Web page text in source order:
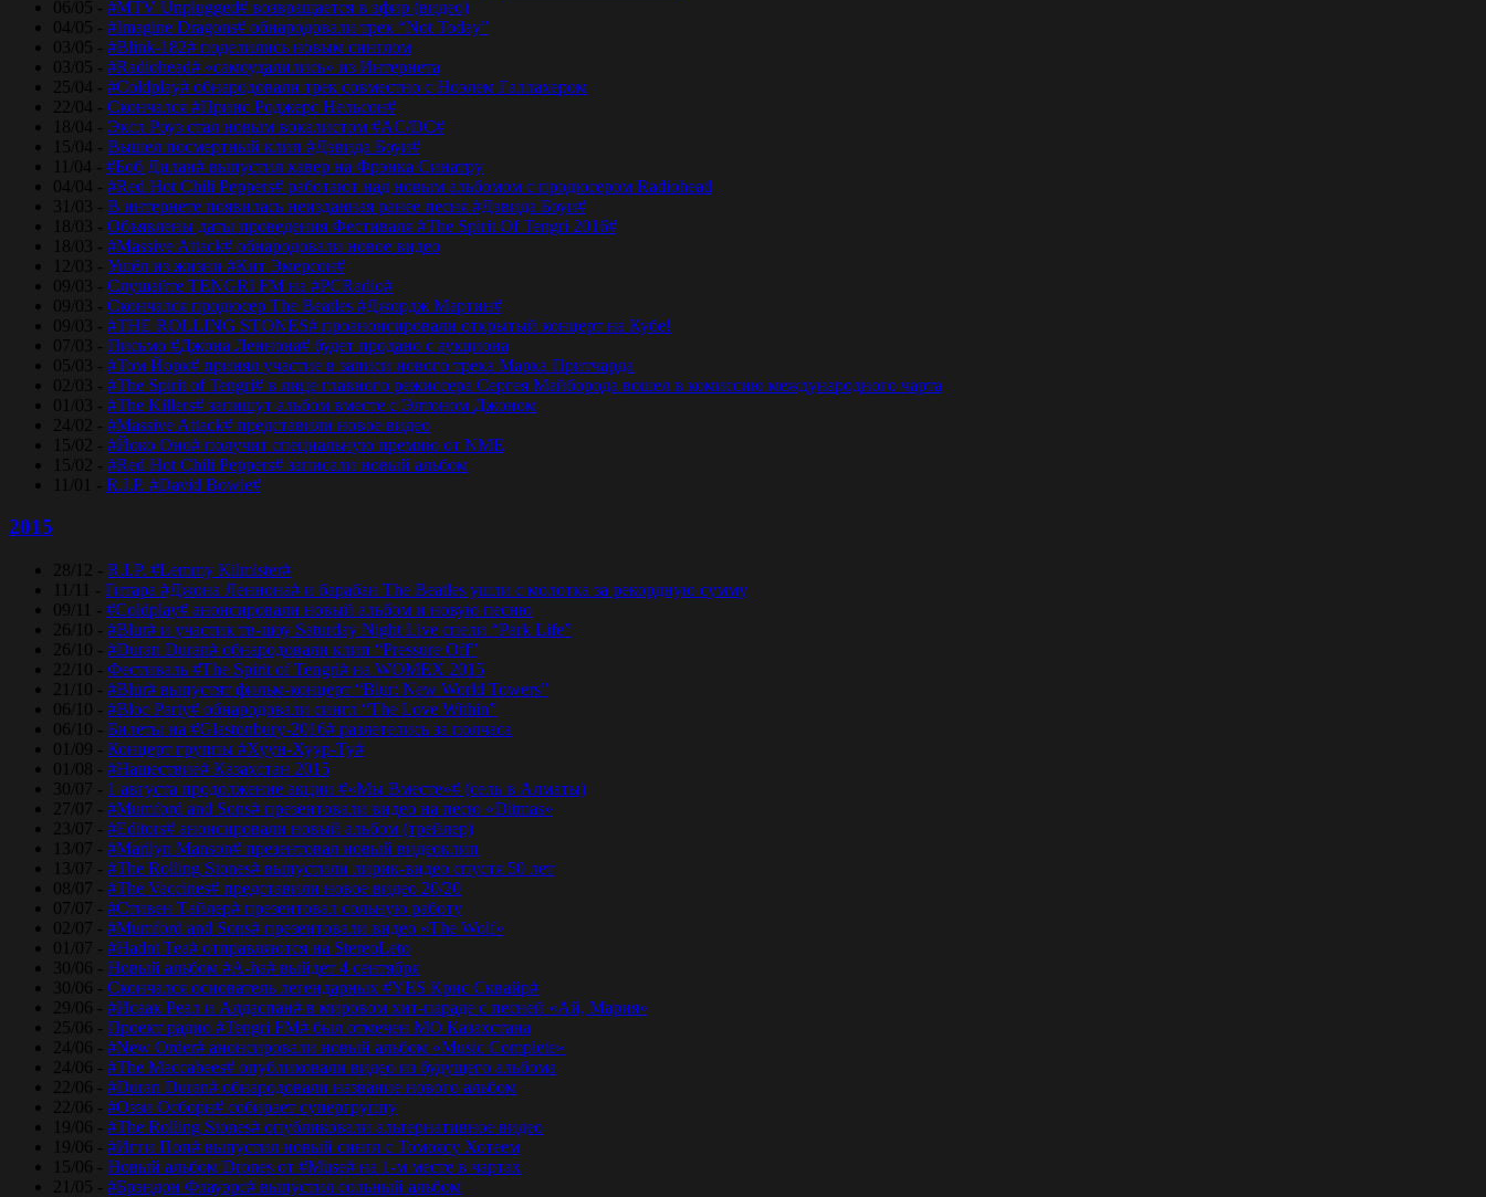
06/05 - #MTV Unplugged# возвращается в эфир (видео)
04/05 - #Imagine Dragons# обнародовали трек “Not Today”
03/05 - #Blink-182# поделились новым синглом
03/05 - #Radiohead# «самоудалились» из Интернета
25/04 - #Coldplay# обнародовали трек совместно с Ноэлем Галлахером
22/04 - Скончался #Принс Роджерс Нельсон#
18/04 - Эксл Роуз стал новым вокалистом #AC/DC#
15/04 - Вышел посмертный клип #Дэвида Боуи#
11/04 - #Боб Дилан# выпустил кавер на Фрэнка Синатру
04/04 - #Red Hot Chili Peppers# работают над новым альбомом с продюсером Radiohead
31/03 - В интернете появилась неизданная ранее песня #Дэвида Боуи#
18/03 - Объявлены даты проведения Фестиваля #The Spirit Of Tengri 2016#
18/03 - #Massive Attack# обнародовали новое видео
12/03 - Ушёл из жизни #Кит Эмерсон#
09/03 - Слушайте TENGRI FM на #PCRadio#
09/03 - Скончался продюсер The Beatles #Джордж Мартин#
09/03 - #THE ROLLING STONES# проанонсировали открытый концерт на Кубе!
07/03 - Письмо #Джона Леннона# будет продано с аукциона
05/03 - #Том Йорк# принял участие в записи нового трека Марка Притчарда
02/03 - #The Spirit of Tengri# в лице главного режиссера Сергея Майборода вошел в комиссию международного чарта
01/03 - #The Killers# запишут альбом вместе с Элтоном Джоном
24/02 - #Massive Attack# представили новое видео
15/02 - #Йоко Оно# получит специальную премию от NME
15/02 - #Red Hot Chili Peppers# записали новый альбом
11/01 - R.I.P. #David Bowie#
2015
28/12 - R.I.P. #Lemmy Kilmister#
11/11 - Гитара #Джона Леннона# и барабан The Beatles ушли с молотка за рекордную сумму
09/11 - #Coldplay# анонсировали новый альбом и новую песню
26/10 - #Blur# и участик тв-шоу Saturday Night Live спели “Park Life”
26/10 - #Duran Duran# обнародовали клип “Pressure Off”
22/10 - Фестиваль #The Spirit of Tengri# на WOMEX 2015
21/10 - #Blur# выпустят фильм-концерт “Blur: New World Towers”
06/10 - #Bloc Party# обнародовали сингл “The Love Within”
06/10 - Билеты на #Glastonbury-2016# разлетелись за полчаса
01/09 - Концерт группы #Хуун-Хуур-Ту#
01/08 - #Нашествие# Казахстан 2015
30/07 - 1 августа продолжение акции #«Мы Вместе»# (сель в Алматы)
27/07 - #Mumford and Sons# презентовали видео на песю «Ditmas»
23/07 - #Editors# анонсировали новый альбом (трейлер)
13/07 - #Marilyn Manson# презентовал новый видеоклип
13/07 - #The Rolling Stones# выпустили лирик-видео спустя 50 лет
08/07 - #The Vaccines# представили новое видео 20/20
07/07 - #Стивен Тайлер# презентовал сольную работу
02/07 - #Mumford and Sons# презентовали видео «The Wolf»
01/07 - #Hadnt Tea# отправляются на StereoLeto
30/06 - Новый альбом #A-ha# выйдет 4 сентября
30/06 - Скончался основатель легендарных #YES Крис Сквайр#
29/06 - #Исаак Реал и Алдаспан# в мировом хит-параде с песней «Ай, Мария»
25/06 - Проект радио #Tengri FM# был отмечен МО Казахстана
24/06 - #New Order# анонсировали новый альбом «Music Complete»
24/06 - #The Maccabees# опубликовали видео из будущего альбома
22/06 - #Duran Duran# обнародовали название нового альбом
22/06 - #Оззи Осборн# собирает супергруппу
19/06 - #The Rolling Stones# опубликовали альтернативное видео
19/06 - #Игги Поп# выпустил новый сингл с Томоясу Хотеем
15/06 - Новый альбом Drones от #Muse# на 1-м месте в чартах
21/05 - #Брэндон Флауэрс# выпустил сольный альбом